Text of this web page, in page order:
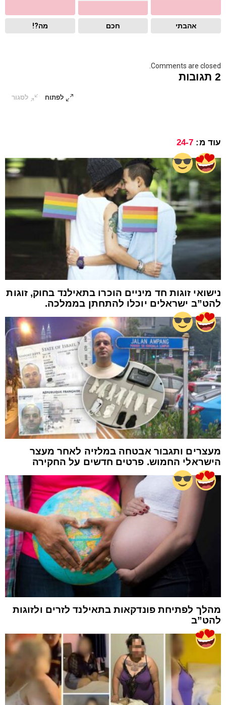
אהבתי חכם מה?!
Comments are closed.
2 תגובות
לפתוח לסגור
עוד מ: 24-7
נישואי זוגות חד מיניים הוכרו בתאילנד בחוק, זוגות
להט”ב ישראלים יוכלו להתחתן בממלכה.
מעצרים ותגבור אבטחה במלזיה לאחר מעצר
הישראלי החמוש. פרטים חדשים על החקירה
מהלך לפתיחת פונדקאות בתאילנד לזרים ולזוגות
להט”ב